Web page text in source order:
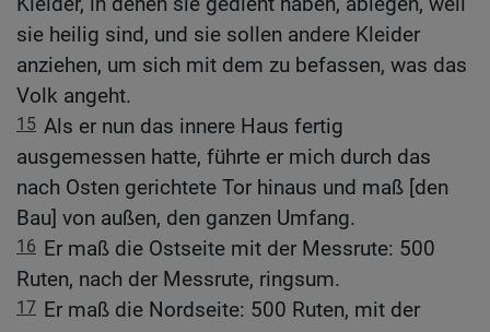
sie heilig sind, und sie sollen andere Kleider
anziehen, um sich mit dem zu befassen, was das
Volk angeht.
15 Als er nun das innere Haus fertig
ausgemessen hatte, führte er mich durch das
nach Osten gerichtete Tor hinaus und maß [den
Bau] von außen, den ganzen Umfang.
16 Er maß die Ostseite mit der Messrute: 500
Ruten, nach der Messrute, ringsum.
17 Er maß die Nordseite: 500 Ruten, mit der